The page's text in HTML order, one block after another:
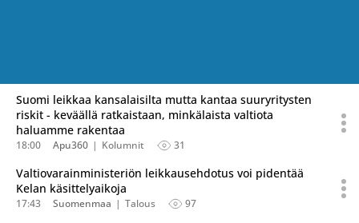
Suomi leikkaa kansalaisilta mutta kantaa suuryritysten
riskit - keväällä ratkaistaan, minkälaista valtiota
haluamme rakentaa
18:00 Apu360 Kolumnit 31
Valtiovarainministeriön leikkausehdotus voi pidentää
Kelan käsittelyaikoja
17:43 Suomenmaa Talous 97